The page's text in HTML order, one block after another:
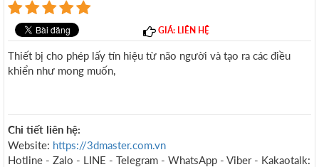
GIÁ: LIÊN HỆ
Thiết bị cho phép lấy tín hiệu từ não người và tạo ra các điều
khiển như mong muốn,
Chi tiết liên hệ:
Website: https://3dmaster.com.vn
Hotline - Zalo - LINE - Telegram - WhatsApp - Viber - Kakaotalk: